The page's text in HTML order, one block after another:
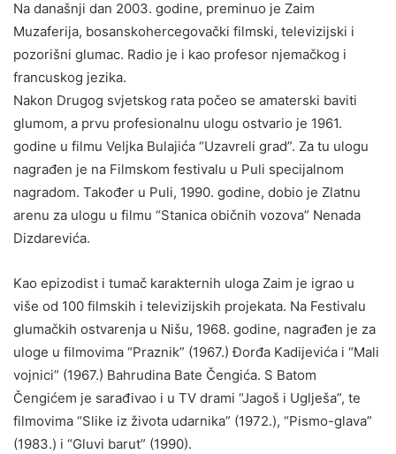
Na današnji dan 2003. godine, preminuo je Zaim
Muzaferija, bosanskohercegovački filmski, televizijski i
pozorišni glumac. Radio je i kao profesor njemačkog i
francuskog jezika.
Nakon Drugog svjetskog rata počeo se amaterski baviti
glumom, a prvu profesionalnu ulogu ostvario je 1961.
godine u filmu Veljka Bulajića “Uzavreli grad”. Za tu ulogu
nagrađen je na Filmskom festivalu u Puli specijalnom
nagradom. Također u Puli, 1990. godine, dobio je Zlatnu
arenu za ulogu u filmu “Stanica običnih vozova” Nenada
Dizdarevića.
Kao epizodist i tumač karakternih uloga Zaim je igrao u
više od 100 filmskih i televizijskih projekata. Na Festivalu
glumačkih ostvarenja u Nišu, 1968. godine, nagrađen je za
uloge u filmovima “Praznik” (1967.) Đorđa Kadijevića i “Mali
vojnici” (1967.) Bahrudina Bate Čengića. S Batom
Čengićem je sarađivao i u TV drami “Jagoš i Uglješa”, te
filmovima “Slike iz života udarnika” (1972.), “Pismo-glava”
(1983.) i “Gluvi barut” (1990).